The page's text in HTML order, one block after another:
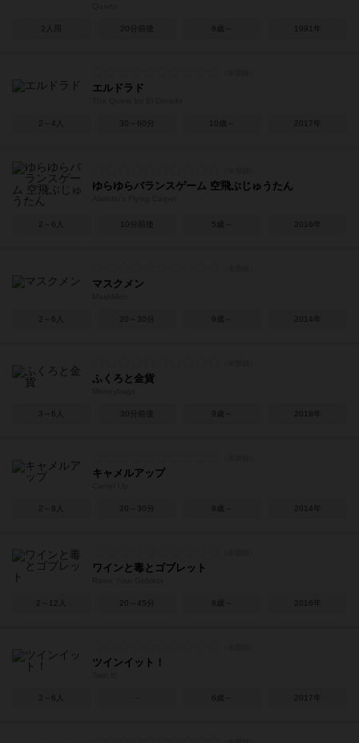
2人用 20分前後 6歳～ 1991年
エルドラド
2～4人 30～60分 10歳～ 2017年
ゆらゆらバランスゲーム 空飛ぶじゅうたん
2～6人 10分前後 5歳～ 2016年
マスクメン
2～6人 20～30分 9歳～ 2014年
ふくろと金貨
3～6人 30分前後 9歳～ 2018年
キャメルアップ
2～8人 20～30分 8歳～ 2014年
ワインと毒とゴブレット
2～12人 20～45分 8歳～ 2016年
ツインイット！
2～6人 6歳～ 2017年